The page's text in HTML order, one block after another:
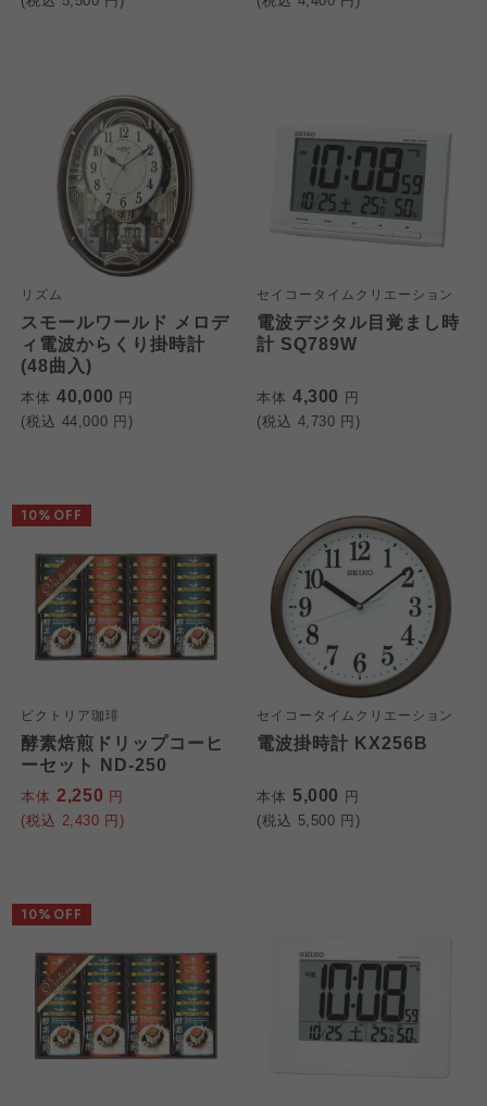
リズム
スモールワールド メロデ
ィ電波からくり掛時計
(48曲入)
本体 40,000 円
(税込 44,000 円)
セイコータイムクリエーション
電波デジタル目覚まし時
計 SQ789W
本体 4,300 円
(税込 4,730 円)
ビクトリア珈琲
酵素焙煎ドリップコーヒ
ーセット ND-250
本体 2,250 円
(税込 2,430 円)
10%OFF
セイコータイムクリエーション
電波掛時計 KX256B
本体 5,000 円
(税込 5,500 円)
10%OFF